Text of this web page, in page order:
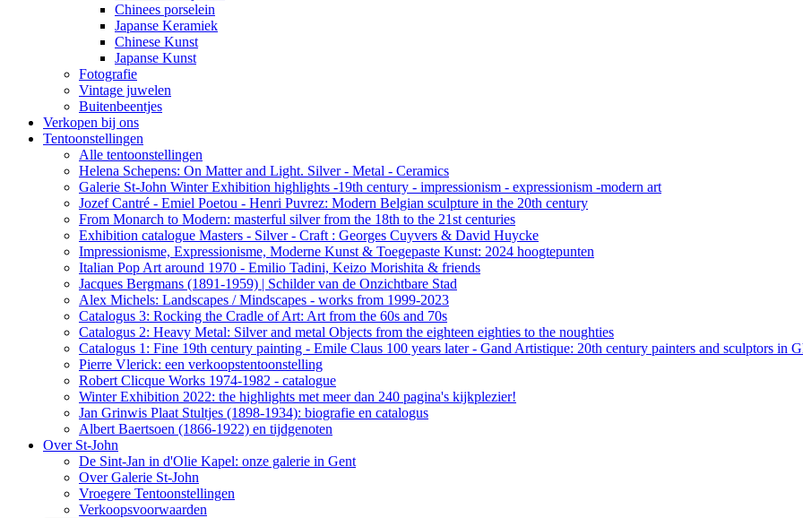
Chinees porselein
Japanse Keramiek
Chinese Kunst
Japanse Kunst
Fotografie
Vintage juwelen
Buitenbeentjes
Verkopen bij ons
Tentoonstellingen
Alle tentoonstellingen
Helena Schepens: On Matter and Light. Silver - Metal - Ceramics
Galerie St-John Winter Exhibition highlights -19th century - impressionism - expressionism -modern art
Jozef Cantré - Emiel Poetou - Henri Puvrez: Modern Belgian sculpture in the 20th century
From Monarch to Modern: masterful silver from the 18th to the 21st centuries
Exhibition catalogue Masters - Silver - Craft : Georges Cuyvers & David Huycke
Impressionisme, Expressionisme, Moderne Kunst & Toegepaste Kunst: 2024 hoogtepunten
Italian Pop Art around 1970 - Emilio Tadini, Keizo Morishita & friends
Jacques Bergmans (1891-1959) | Schilder van de Onzichtbare Stad
Alex Michels: Landscapes / Mindscapes - works from 1999-2023
Catalogus 3: Rocking the Cradle of Art: Art from the 60s and 70s
Catalogus 2: Heavy Metal: Silver and metal Objects from the eighteen eighties to the noughties
Catalogus 1: Fine 19th century painting - Emile Claus 100 years later - Gand Artistique: 20th century painters and sculptors in
Pierre Vlerick: een verkoopstentoonstelling
Robert Clicque Works 1974-1982 - catalogue
Winter Exhibition 2022: the highlights met meer dan 240 pagina's kijkplezier!
Jan Grinwis Plaat Stultjes (1898-1934): biografie en catalogus
Albert Baertsoen (1866-1922) en tijdgenoten
Over St-John
De Sint-Jan in d'Olie Kapel: onze galerie in Gent
Over Galerie St-John
Vroegere Tentoonstellingen
Verkoopsvoorwaarden